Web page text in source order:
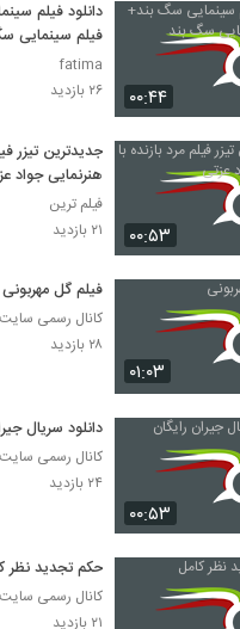
دانلود فیلم این زن ها
۳,۲۰۳ بازدید
دانلود فیلم ایرانی کلاغ
دانلود فیلم چراغی در مه
دانلود فیلم بیتابی بیتا
۵,۸۵۷ بازدید
دانلود فیلم سیانور با
دانلود فیلم پله آخر
۱,۸۲۲ بازدید
۰۰:۴۴
دانلود فیلم
فیلم سینمایی
fatima
۲۶ بازدید
۰۰:۵۳
جدیدترین تیزر
هنرنمایی جواد
فیلم ترین
۲۱ بازدید
۰۱:۰۳
فیلم گل مهربونی
کانال رسمی
۲۸ بازدید
۰۰:۵۳
دانلود سریال
کانال رسمی
۲۴ بازدید
حکم تجدید نظر
کانال رسمی
۲۱ بازدید